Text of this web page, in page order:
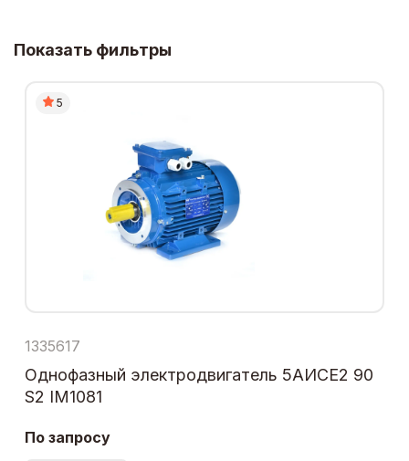
Показать фильтры
5
1335617
Однофазный электродвигатель 5АИСЕ2 90
S2 IM1081
По запросу